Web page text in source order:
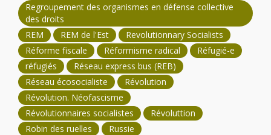
Regroupement des organismes en défense collective
des droits
REM
REM de l'Est
Revolutionnary Socialists
Réforme fiscale
Réformisme radical
Réfugié-e
réfugiés
Réseau express bus (REB)
Réseau écosocialiste
Révolution
Révolution. Néofascisme
Révolutionnaires socialistes
Révoluttion
Robin des ruelles
Russie